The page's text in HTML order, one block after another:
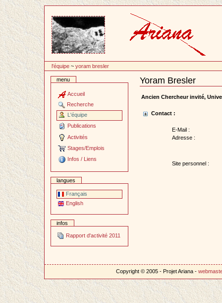
contenu
l'équipe ~yoram bresler
menu
Accueil
Recherche
L'équipe
Publications
Activités
Stages/Emplois
Infos / Liens
langues
Français
English
infos
Rapport d'activité 2011
Yoram Bresler
Document
Actions
Ancien Chercheur invité,
Contact :
E-Mail :
Adresse :
Site personnel :
Copyright © 2005 - Projet Ariana -